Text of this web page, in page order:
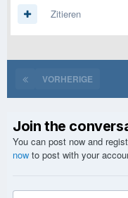
Zitieren
VORHERIGE
Join the
You can post now and
now to post with your